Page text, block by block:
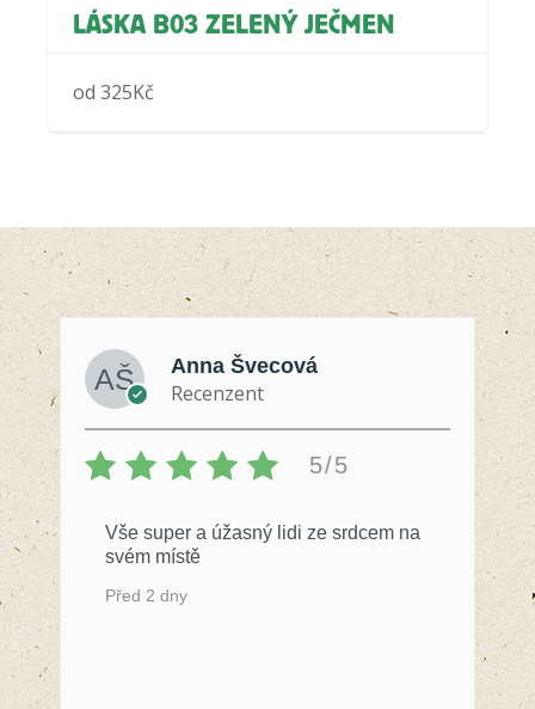
LÁSKA B03 ZELENÝ JEČMEN
od 325Kč
Anna Švecová
Recenzent
5/5
Vše super a úžasný lidi ze srdcem na
svém místě
Před 2 dny